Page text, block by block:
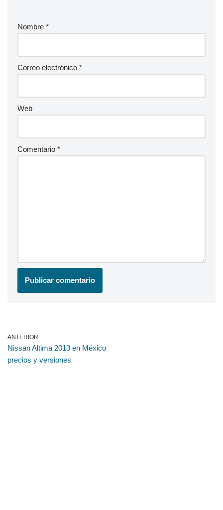
Nombre *
Correo electrónico *
Web
Comentario *
ANTERIOR
Nissan Altima 2013 en México
precios y versiones